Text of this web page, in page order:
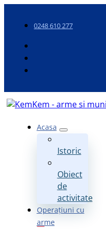
0248 610 277
Acasa
Istoric
Obiect
de
activitate
Operațiuni cu
arme